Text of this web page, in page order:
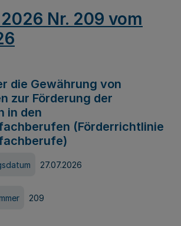
Nr. 209 vom
die Gewährung von
zur Förderung der
in den
(Förderrichtlinie
27.07.2026
209